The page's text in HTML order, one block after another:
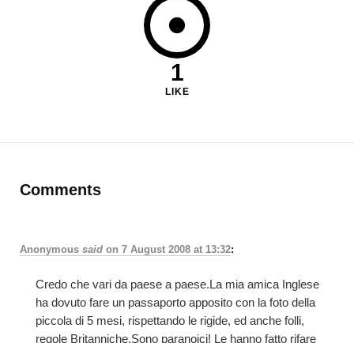
1
LIKE
Comments
Anonymous said on 7 August 2008 at 13:32:
Credo che vari da paese a paese.La mia amica Inglese
ha dovuto fare un passaporto apposito con la foto della
piccola di 5 mesi, rispettando le rigide, ed anche folli,
regole Britanniche.Sono paranoici! Le hanno fatto rifare